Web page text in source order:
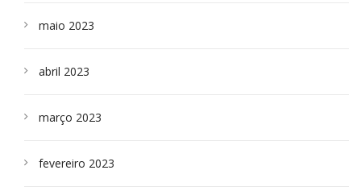
maio 2023
abril 2023
março 2023
fevereiro 2023